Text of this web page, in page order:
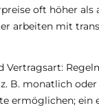
oft höher als
arbeiten mit
Vertragsart:
B. monatlich
ermöglichen; ein